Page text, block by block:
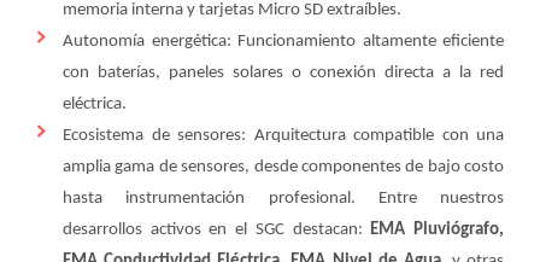
memoria interna y tarjetas Micro SD extraíbles.
Autonomía energética: Funcionamiento altamente eficiente
con baterías, paneles solares o conexión directa a la red
eléctrica.
Ecosistema de sensores: Arquitectura compatible con una
amplia gama de sensores, desde componentes de bajo costo
hasta instrumentación profesional. Entre nuestros
desarrollos activos en el SGC destacan:EMA Pluviógrafo,